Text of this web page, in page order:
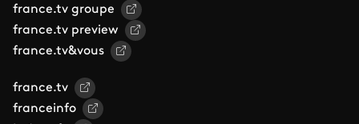
france.tv groupe
france.tv preview
france.tv&vous
france.tv
franceinfo